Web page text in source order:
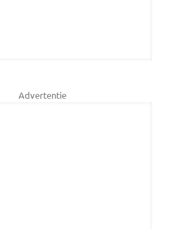
Advertentie